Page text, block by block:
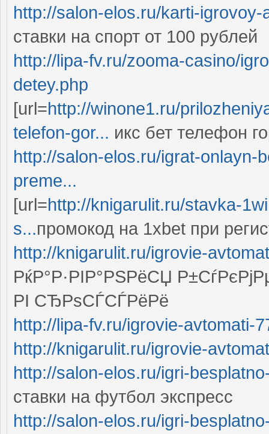
http://salon-elos.ru/karti-
ставки на спорт от 100 рублей
http://lipa-fv.ru/zooma-casino/
detey.php
[url=http://winone1.ru/
telefon-gor... икс бет телефон
http://salon-elos.ru/igrat-onlayn-
preme...
[url=http://knigarulit.ru/stavka-
s...промокод на 1xbet при
http://knigarulit.ru/igrovie-
РќР°Р·РІР°РЅРёСЏ
РІ СЂРѕСЃСЃРёРё
http://lipa-fv.ru/igrovie-avtomati-
http://knigarulit.ru/igrovie-
http://salon-elos.ru/igri-
ставки на футбол экспресс
http://salon-elos.ru/igri-